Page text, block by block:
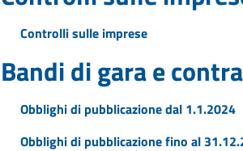
Controlli sulle imprese
Bandi di gara e
Obblighi di pubblicazione dal 1.1.2024
Obblighi di pubblicazione fino al